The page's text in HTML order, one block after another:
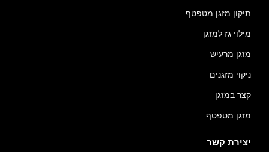
תיקון מזגן מטפטף
מילוי גז למזגן
מזגן מרעיש
ניקוי מזגנים
קצר במזגן
מזגן מטפטף
יצירת קשר